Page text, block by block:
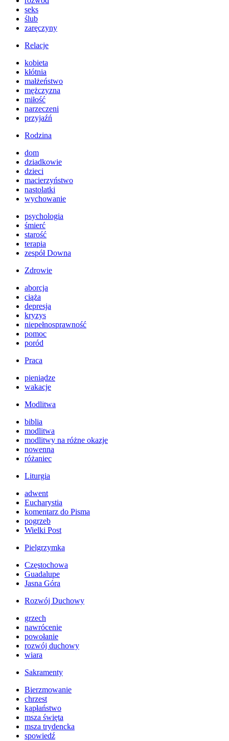
seks
ślub
zaręczyny
Relacje
kobieta
kłótnia
małżeństwo
mężczyzna
miłość
narzeczeni
przyjaźń
Rodzina
dom
dziadkowie
dzieci
macierzyństwo
nastolatki
wychowanie
psychologia
śmierć
starość
terapia
zespół Downa
Zdrowie
aborcja
ciąża
depresja
kryzys
niepełnosprawność
pomoc
poród
Praca
pieniądze
wakacje
Modlitwa
biblia
modlitwa
modlitwy na różne okazje
nowenna
różaniec
Liturgia
adwent
Eucharystia
komentarz do Pisma
pogrzeb
Wielki Post
Pielgrzymka
Częstochowa
Guadalupe
Jasna Góra
Rozwój Duchowy
grzech
nawrócenie
powołanie
rozwój duchowy
wiara
Sakramenty
Bierzmowanie
chrzest
kapłaństwo
msza święta
msza trydencka
spowiedź